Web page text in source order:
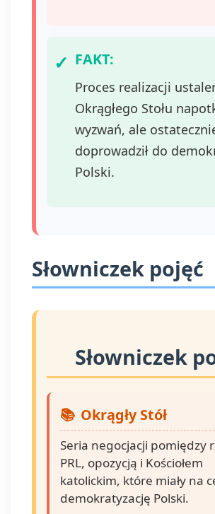
FAKT:
Proces realizacji
Okrągłego Stołu
wyzwań, ale
doprowadził do
Polski.
Słowniczek pojęć
Słowniczek
Okrągły Stół
Seria negocjacji pomiędzy
PRL, opozycją i Kościołem
katolickim, które miały na
demokratyzację Polski.